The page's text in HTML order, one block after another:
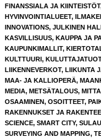
FINANSSIALA JA KIINTEISTÖT
HYVINVOINTIALUEET,
INNOVATIONS, JULKINEN
KASVILLISUUS, KAUPPA JA
KAUPUNKIMALLIT,
KULTTUURI,
LIIKENNEVERKOT, LIIKUNTA
MAA- JA KALLIOPERÄ,
MEDIA, METSÄTALOUS,
OSAAMINEN, OSOITTEET,
RAKENNUKSET JA
SCIENCE, SMART CITY,
SURVEYING AND MAPPING,